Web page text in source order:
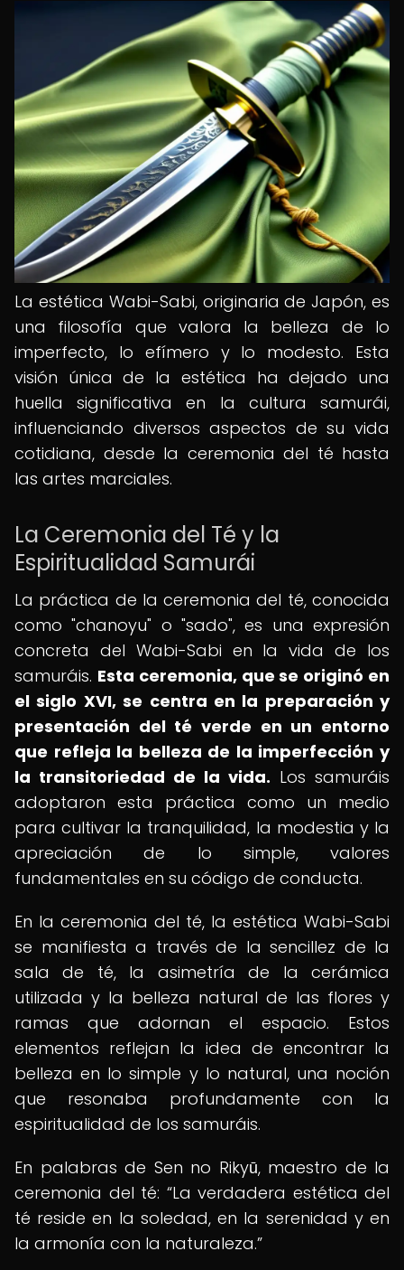
La estética Wabi-Sabi, originaria de Japón, es
una filosofía que valora la belleza de lo
imperfecto, lo efímero y lo modesto. Esta
visión única de la estética ha dejado una
huella significativa en la cultura samurái,
influenciando diversos aspectos de su vida
cotidiana, desde la ceremonia del té hasta
las artes marciales.
La Ceremonia del Té y la
Espiritualidad Samurái
La práctica de la ceremonia del té, conocida
como "chanoyu" o "sado", es una expresión
concreta del Wabi-Sabi en la vida de los
samuráis. Esta ceremonia, que se originó en
el siglo XVI, se centra en la preparación y
presentación del té verde en un entorno
que refleja la belleza de la imperfección y
la transitoriedad de la vida. Los samuráis
adoptaron esta práctica como un medio
para cultivar la tranquilidad, la modestia y la
apreciación de lo simple, valores
fundamentales en su código de conducta.
En la ceremonia del té, la estética Wabi-Sabi
se manifiesta a través de la sencillez de la
sala de té, la asimetría de la cerámica
utilizada y la belleza natural de las flores y
ramas que adornan el espacio. Estos
elementos reflejan la idea de encontrar la
belleza en lo simple y lo natural, una noción
que resonaba profundamente con la
espiritualidad de los samuráis.
En palabras de Sen no Rikyū, maestro de la
ceremonia del té: La verdadera estética del
té reside en la soledad, en la serenidad y en
la armonía con la naturaleza.